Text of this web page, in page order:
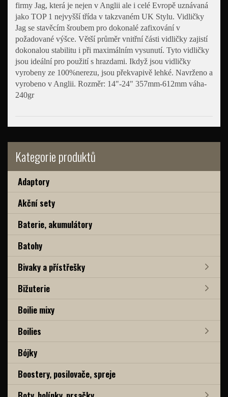
Kategorie produktů
Adaptory
Akční sety
Baterie, akumulátory
Batohy
Bivaky a přístřešky
Bižuterie
Boilie mixy
Boilies
Bójky
Boostery, posilovače, spreje
firmy Jag, která je nejen v Anglii ale i celé Evropě uznávaná
jako TOP 1 nejvyšší třída v takzvaném UK Stylu. Vidličky
Jag se stavěcím šroubem pro dokonalé zafixování v
požadované výšce. Větší průměr vnitřní části vidličky zajistí
dokonalou stabilitu i při maximálním vysunutí. Tyto vidličky
jsou ideální pro použití s hrazdami. Ikdyž jsou vidličky
vyrobeny ze 100%nerezu, jsou překvapivě lehké. Navrženo a
vyrobeno v Anglii. Rozměr: 14"-24" 357mm-612mm váha-
240gr